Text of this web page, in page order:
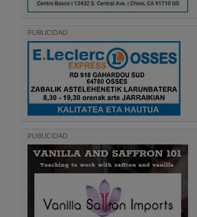
PUBLICIDAD
PUBLICIDAD